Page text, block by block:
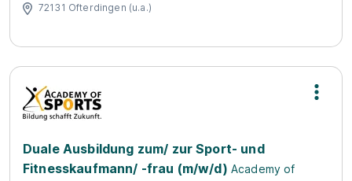
72131 Ofterdingen (u.a.)
Duale Ausbildung zum/ zur Sport- und
Fitnesskaufmann/ -frau (m/w/d) Academy of